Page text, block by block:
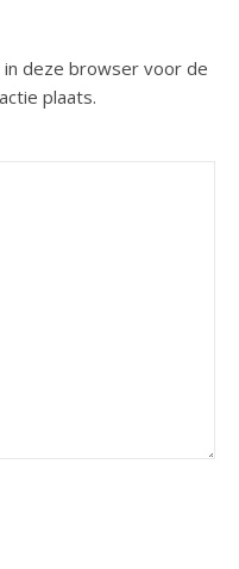
in deze browser voor de
plaats.